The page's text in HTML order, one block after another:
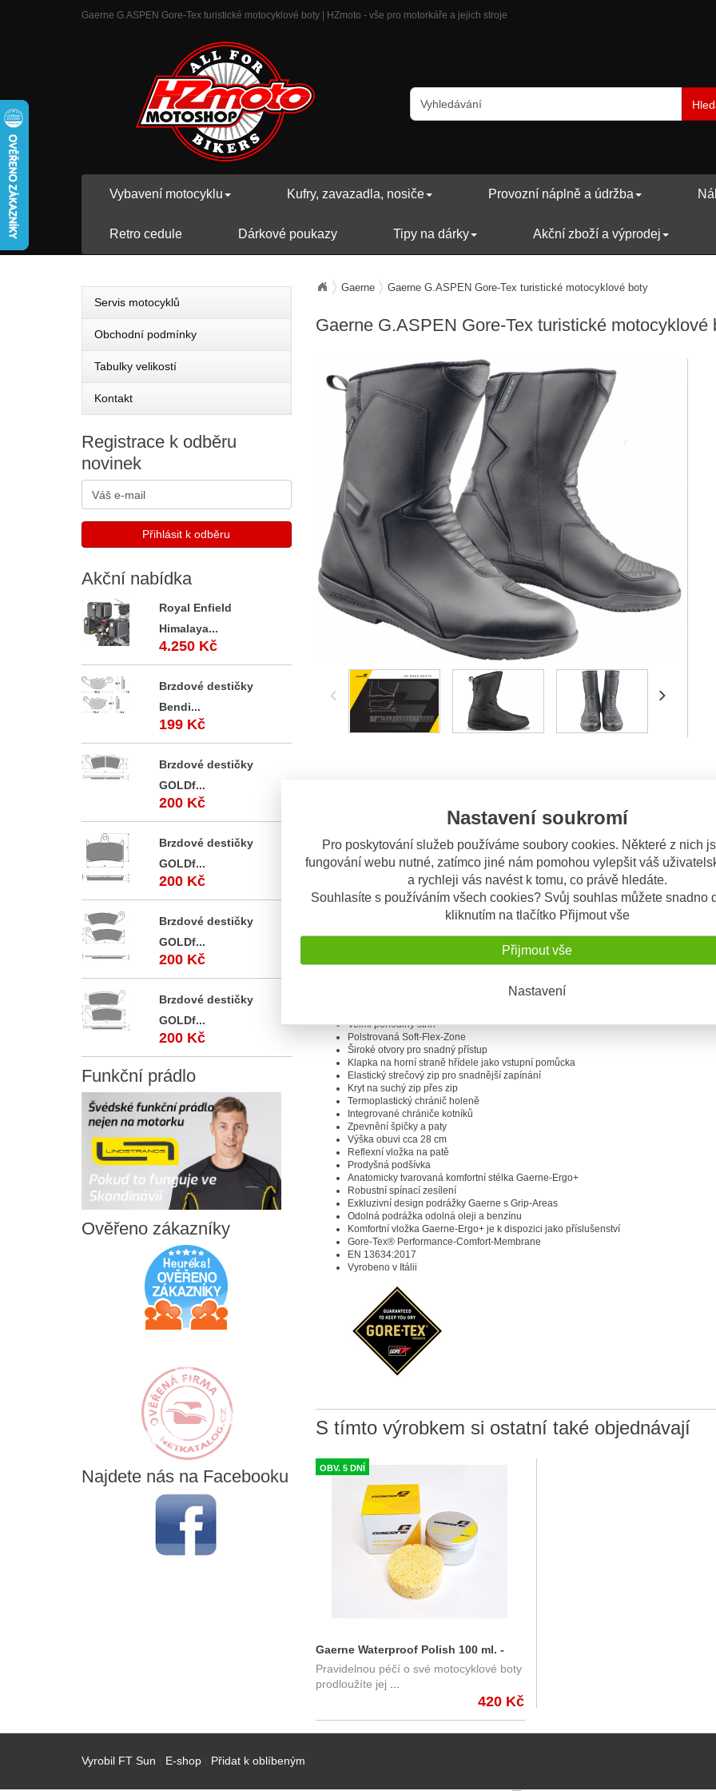
Nastavení soukromí
Pro poskytování služeb používáme soubory cookies. Některé z nich
fungování webu nutné, zatímco jiné nám pomohou vylepšit váš
a rychleji vás navést k tomu, co právě hledáte.
Souhlasíte s používáním všech cookies? Svůj souhlas můžete snadno
kliknutím na tlačítko Přijmout vše
Přijmout vše
Nastavení
Gaerne G.ASPEN Gore-Tex turistické motocyklové boty | HZmoto - vše pro motorkáře a jejich stroje
Vybavení motocyklu Kufry, zavazadla, nosiče Provozní náplně a údržba
Retro cedule Dárkové poukazy Tipy na dárky Akční zboží a výprodej
Gaerne Gaerne G.ASPEN Gore-Tex turistické motocyklové boty
Gaerne G.ASPEN Gore-Tex turistické motocyklové
Odeslat dotaz
Popis výrobku
Turistické GORE-TEXové motocyklové boty.
Pohodlná a odolná prémiová bota je ideální na dlouhé túry.Svršek z celozrnné hovězí kůže
Performance Comfort-Membrane nabízí optimální prodyšnost a absolutní voděodolnost.
Gore-Tex-Comfort-Line má velmi pohodlný střih díky elastickému strečovému zipu a
stélce Gaerne-Ergo+, která ukazuje své přednosti při jízdě i chůzi.
Velmi pohodlný střih
Polstrovaná Soft-Flex-Zone
Široké otvory pro snadný přístup
Klapka na horní straně hřídele jako vstupní pomůcka
Elastický strečový zip pro snadnější zapínání
Kryt na suchý zip přes zip
Termoplastický chránič holeně
Integrované chrániče kotníků
Zpevnění špičky a paty
Výška obuvi cca 28 cm
Reflexní vložka na patě
Prodyšná podšívka
Anatomicky tvarovaná komfortní stélka Gaerne-Ergo+
Robustní spínací zesílení
Exkluzivní design podrážky Gaerne s Grip-Areas
Odolná podrážka odolná oleji a benzínu
Komfortní vložka Gaerne-Ergo+ je k dispozici jako příslušenství
Gore-Tex® Performance-Comfort-Membrane
EN 13634:2017
Vyrobeno v Itálii
S tímto výrobkem si ostatní také objednávají
OBV. 5 DNÍ
Gaerne Waterproof Polish 100 ml. -
krém na koženou obuv
Pravidelnou péčí o své motocyklové boty
prodloužíte jej
420 Kč
Servis motocyklů
Obchodní podmínky
Tabulky velikostí
Kontakt
Registrace k odběru
novinek
Akční nabídka
Royal Enfield
Himalaya...
4.250 Kč
Brzdové destičky
Bendi...
199 Kč
Brzdové destičky
GOLDf...
200 Kč
Brzdové destičky
GOLDf...
200 Kč
Brzdové destičky
GOLDf...
200 Kč
Brzdové destičky
GOLDf...
200 Kč
Funkční prádlo
Ověřeno zákazníky
Najdete nás na Facebooku
Vyrobil FT Sun E-shop Přidat k oblíbeným